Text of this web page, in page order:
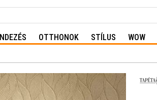
OTTHONOK STÍLUS WOW